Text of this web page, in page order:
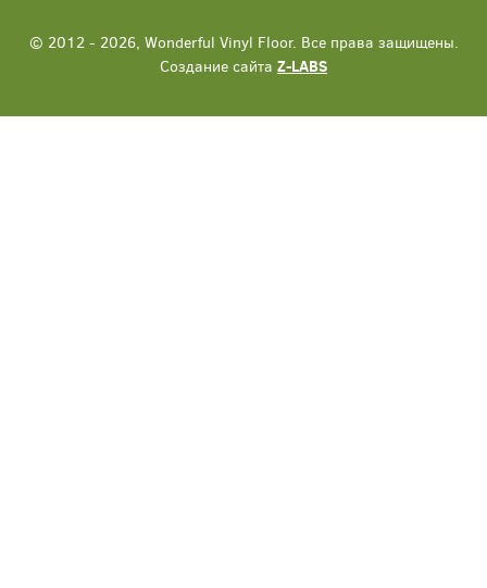
© 2012 - 2026, Wonderful Vinyl Floor. Все права защищены.
Создание сайта Z-LABS